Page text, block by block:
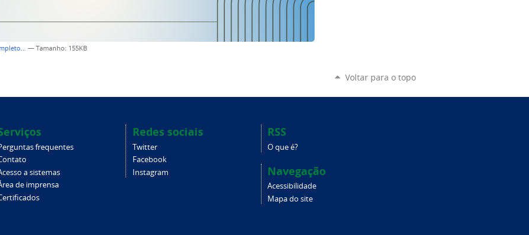
— Tamanho: 155KB
Voltar para o topo
frequentes
a sistemas
de imprensa
Redes sociais
Twitter
Facebook
Instagram
RSS
O que é?
Navegação
Acessibilidade
Mapa do site